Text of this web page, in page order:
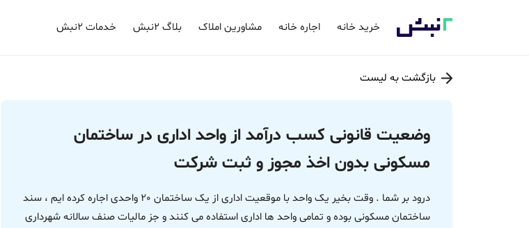
خرید خانه اجاره خانه مشاورین املاک بلاگ ۲نبش خدمات ۲نبش
بازگشت به لیست
وضعیت قانونی کسب درآمد از واحد اداری در ساختمان
مسکونی بدون اخذ مجوز و ثبت شرکت
درود بر شما . وقت بخیر یک واحد با موقعیت اداری از یک ساختمان 20 واحدی اجاره کرده ایم ، سند
ساختمان مسکونی بوده و تمامی واحد ها اداری استفاده می کنند و جز مالیات صنف سالانه شهرداری